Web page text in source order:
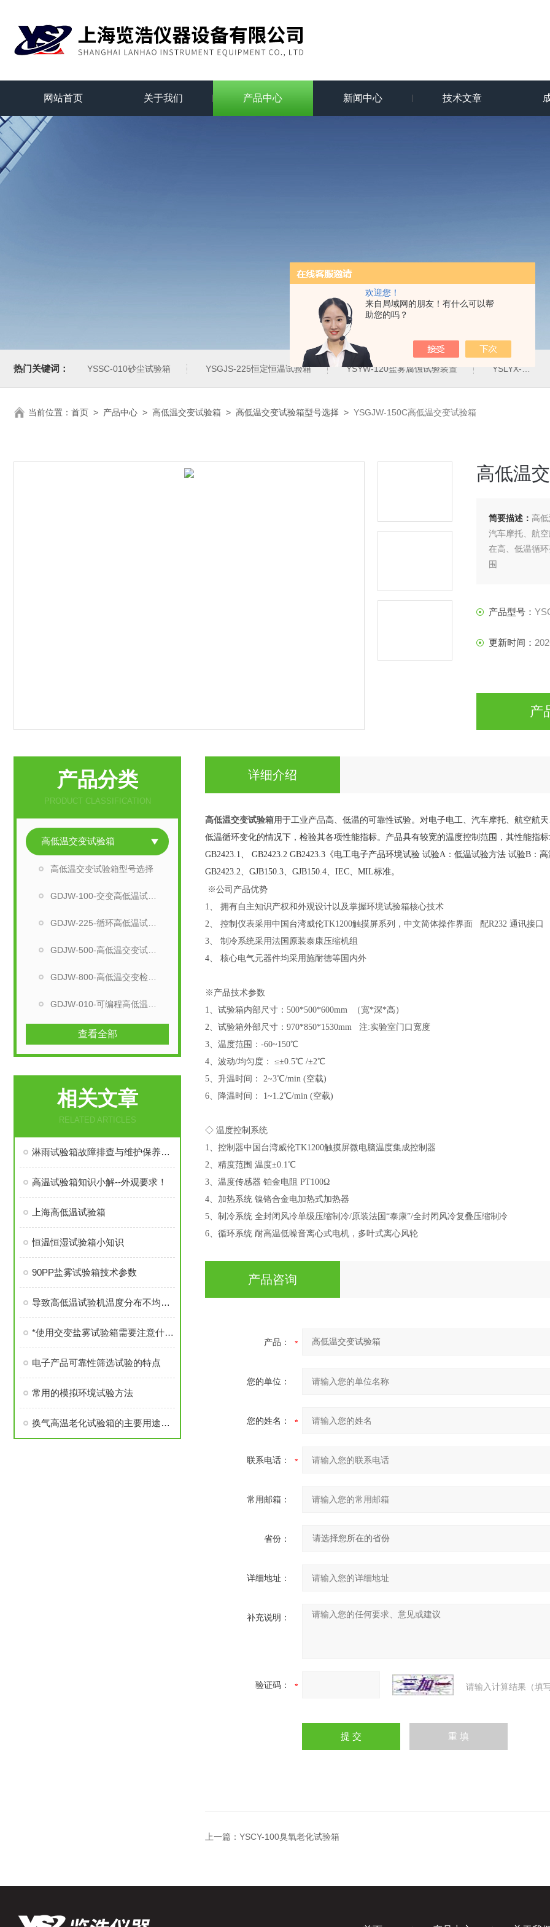
欢迎您！
来自局域网的朋友！有什么可以帮
助您的吗？
网站首页 关于我们 产品中心 新闻中心 技术文章
热门关键词： YSSC-010砂尘试验箱 YSGJS-225恒定恒温试验箱 YSYW-120盐雾腐蚀试验装置 YSLYX-010防水试验设备
当前位置： 首页 > 产品中心 > 高低温交变试验箱 > 高低温交变试验箱型号选择 > YSGJW-150C高低温交变试验箱
高低温
简要描述： 高
汽车摩托、航
在高、低温循
围
产品型号：
更新时间：
产
产品分类
PRODUCT CLASSIFICATION
高低温交变试验箱
高低温交变试验箱型号选择
查看全部
相关文章
RELATED ARTICLES
淋雨试验箱故障排查与维护保养指南
高温试验箱知识小解--外观要求！
上海高低温试验箱
恒温恒湿试验箱小知识
90PP盐雾试验箱技术参数
导致高低温试验机温度分布不均的几点
*使用交变盐雾试验箱需要注意什么呢
电子产品可靠性筛选试验的特点
常用的模拟环境试验方法
换气高温老化试验箱的主要用途和控制系统简要说明
详细介绍
高低温交变试验箱用于工业产品高、低温的可靠性试验。对电子电工、汽车摩托、航空航
低温循环变化的情况下，检验其各项性能指标。产品具有较宽的温度控制范围，其性能指
GB2423.1、 GB2423.2 GB2423.3《电工电子产品环境试验 试验A：低温试验方法 试验B：
GB2423.2、GJB150.3、GJB150.4、IEC、MIL标准。
※公司产品优势
1、 拥有自主知识产权和外观设计以及掌握环境试验箱核心技术
2、 控制仪表采用中国台湾威伦TK1200触摸屏系列，中文简体操作界面 配R232 通讯接口
3、 制冷系统采用法国原装泰康压缩机组
4、 核心电气元器件均采用施耐德等国内外
※产品技术参数
1、试验箱内部尺寸：500*500*600mm （宽*深*高）
2、试验箱外部尺寸：970*850*1530mm 注:实验室门口宽度
3、温度范围：-60~150℃
4、波动/均匀度： ≤±0.5℃ /±2℃
5、升温时间： 2~3℃/min (空载)
6、降温时间： 1~1.2℃/min (空载)
◇ 温度控制系统
1、控制器中国台湾威伦TK1200触摸屏微电脑温度集成控制器
2、精度范围 温度±0.1℃
3、温度传感器 铂金电阻 PT100Ω
4、加热系统 镍铬合金电加热式加热器
5、制冷系统 全封闭风冷单级压缩制冷/原装法国“泰康”/全封闭风冷复叠压缩制冷
6、循环系统 耐高温低噪音离心式电机，多叶式离心风轮
产品咨询
产品：
您的单位：
您的姓名：
联系电话：
常用邮箱：
省份：
详细地址：
补充说明：
验证码： 请输入计算结果（填
上一篇： YSCY-100臭氧老化试验箱